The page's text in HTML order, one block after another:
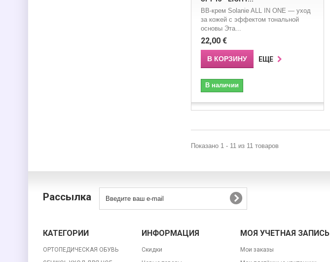
BB-крем Solanie ALL IN ONE — уход
за кожей с эффектом тональной
основы Эта...
22,00 €
В КОРЗИНУ ЕЩЕ
В наличии
Показано 1 - 11 из 11 товаров
Рассылка
КАТЕГОРИИ
ОРТОПЕДИЧЕСКАЯ ОБУВЬ
ИНФОРМАЦИЯ
Скидки
МОЯ УЧЕТНАЯ ЗАПИСЬ
Мои заказы